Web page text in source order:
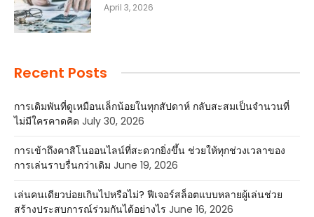
April 3, 2026
Recent Posts
การเดิมพันที่ดูเหมือนเล็กน้อยในทุกสัปดาห์ กลับสะสมเป็นจำนวนที่
ไม่มีใครคาดคิด July 30, 2026
การเข้าถึงคาสิโนออนไลน์ที่สะดวกยิ่งขึ้น ช่วยให้ทุกช่วงเวลาของ
การเล่นราบรื่นกว่าเดิม June 19, 2026
เล่นคนเดียวบ่อยเกินไปหรือไม่? ฟีเจอร์สล็อตแบบหลายผู้เล่นช่วย
สร้างประสบการณ์ร่วมกันได้อย่างไร June 16, 2026